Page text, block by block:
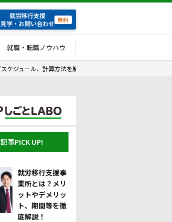
就労移行支援
見学・お問い合わせ 無料
就職・転職ノウハウ
ケジュール、計算方法を解説
事PICK UP!
就労移行支援事
業所とは？メリ
ットやデメリッ
ト、期間等を徹
底解説！